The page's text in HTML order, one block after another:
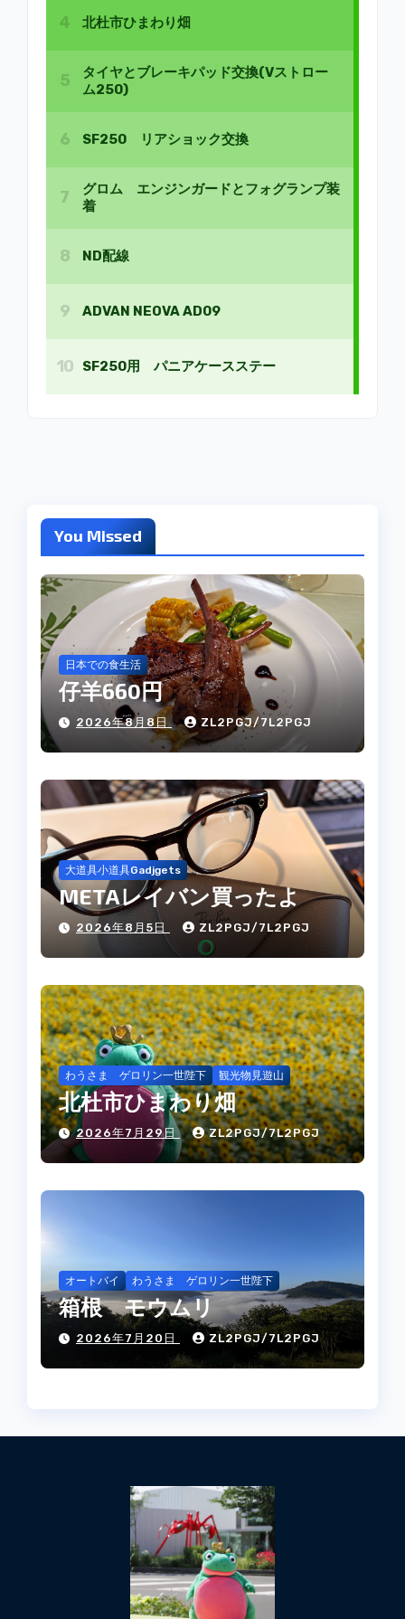
You Missed
日本での食生活
仔羊660円
2026年8月8日 ZL2PGJ/7L2PGJ
大道具小道具Gadjgets
METAレイバン買ったよ
2026年8月5日 ZL2PGJ/7L2PGJ
わうさま ゲロリン一世陛下 観光物見遊山
北杜市ひまわり畑
2026年7月29日 ZL2PGJ/7L2PGJ
オートバイ わうさま ゲロリン一世陛下
箱根 モウムリ
2026年7月20日 ZL2PGJ/7L2PGJ